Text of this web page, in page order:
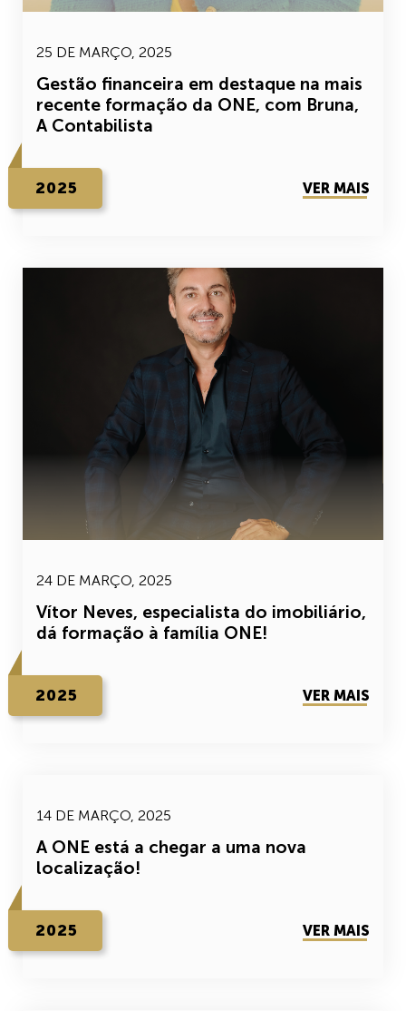
25 DE MARÇO, 2025
Gestão financeira em destaque na mais
recente formação da ONE, com Bruna,
A Contabilista
2025 VER MAIS
24 DE MARÇO, 2025
Vítor Neves, especialista do imobiliário,
dá formação à família ONE!
2025 VER MAIS
14 DE MARÇO, 2025
A ONE está a chegar a uma nova
localização!
2025 VER MAIS